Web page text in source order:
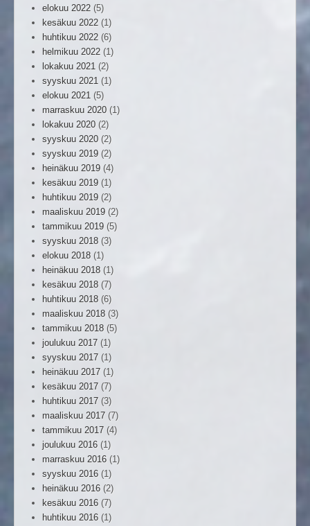
elokuu 2022 (5)
kesäkuu 2022 (1)
huhtikuu 2022 (6)
helmikuu 2022 (1)
lokakuu 2021 (2)
syyskuu 2021 (1)
elokuu 2021 (5)
marraskuu 2020 (1)
lokakuu 2020 (2)
syyskuu 2020 (2)
syyskuu 2019 (2)
heinäkuu 2019 (4)
kesäkuu 2019 (1)
huhtikuu 2019 (2)
maaliskuu 2019 (2)
tammikuu 2019 (5)
syyskuu 2018 (3)
elokuu 2018 (1)
heinäkuu 2018 (1)
kesäkuu 2018 (7)
huhtikuu 2018 (6)
maaliskuu 2018 (3)
tammikuu 2018 (5)
joulukuu 2017 (1)
syyskuu 2017 (1)
heinäkuu 2017 (1)
kesäkuu 2017 (7)
huhtikuu 2017 (3)
maaliskuu 2017 (7)
tammikuu 2017 (4)
joulukuu 2016 (1)
marraskuu 2016 (1)
syyskuu 2016 (1)
heinäkuu 2016 (2)
kesäkuu 2016 (7)
huhtikuu 2016 (1)